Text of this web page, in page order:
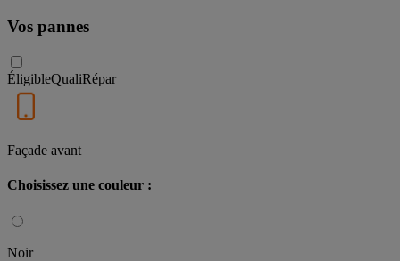
Vos pannes
ÉligibleQualiRépar
Façade avant
Choisissez une couleur :
Noir